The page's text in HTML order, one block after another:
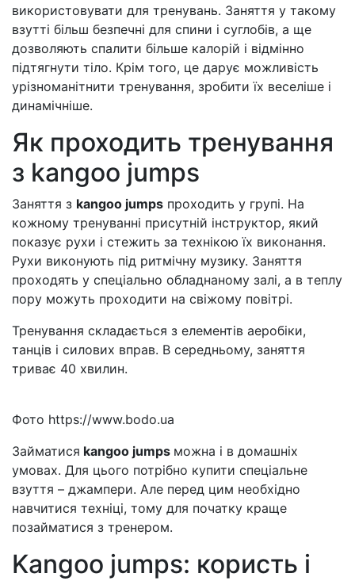
використовувати для тренувань. Заняття у такому
взутті більш безпечні для спини і суглобів, а ще
дозволяють спалити більше калорій і відмінно
підтягнути тіло. Крім того, це дарує можливість
урізноманітнити тренування, зробити їх веселіше і
динамічніше.
Як проходить тренування
з kangoo jumps
Заняття з kangoo jumps проходить у групі. На
кожному тренуванні присутній інструктор, який
показує рухи і стежить за технікою їх виконання.
Рухи виконують під ритмічну музику. Заняття
проходять у спеціально обладнаному залі, а в теплу
пору можуть проходити на свіжому повітрі.
Тренування складається з елементів аеробіки,
танців і силових вправ. В середньому, заняття
триває 40 хвилин.
Фото https://www.bodo.ua
Займатися kangoo jumps можна і в домашніх
умовах. Для цього потрібно купити спеціальне
взуття – джампери. Але перед цим необхідно
навчитися техніці, тому для початку краще
позайматися з тренером.
Kangoo jumps: користь і